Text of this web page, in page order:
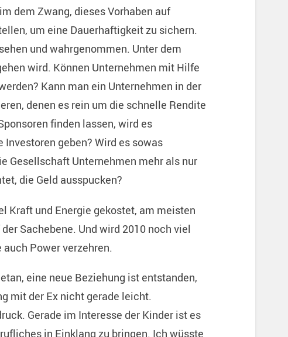
dem Zwang, dieses Vorhaben auf
um eine Dauerhaftigkeit zu sichern.
und wahrgenommen. Unter dem
wird. Können Unternehmen mit Hilfe
Kann man ein Unternehmen in der
denen es rein um die schnelle Rendite
finden lassen, wird es
geben? Wird es sowas
Gesellschaft Unternehmen mehr als nur
die Geld ausspucken?
Kraft und Energie gekostet, am meisten
Sachebene. Und wird 2010 noch viel
Power verzehren.
eine neue Beziehung ist entstanden,
mit der Ex nicht gerade leicht.
Gerade im Interesse der Kinder ist es
in Einklang zu bringen. Ich wüsste